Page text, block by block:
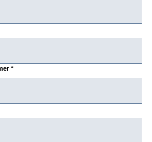
Strasse und Hausnummer *